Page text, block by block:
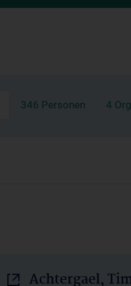
346 Personen 4
Achtergael,